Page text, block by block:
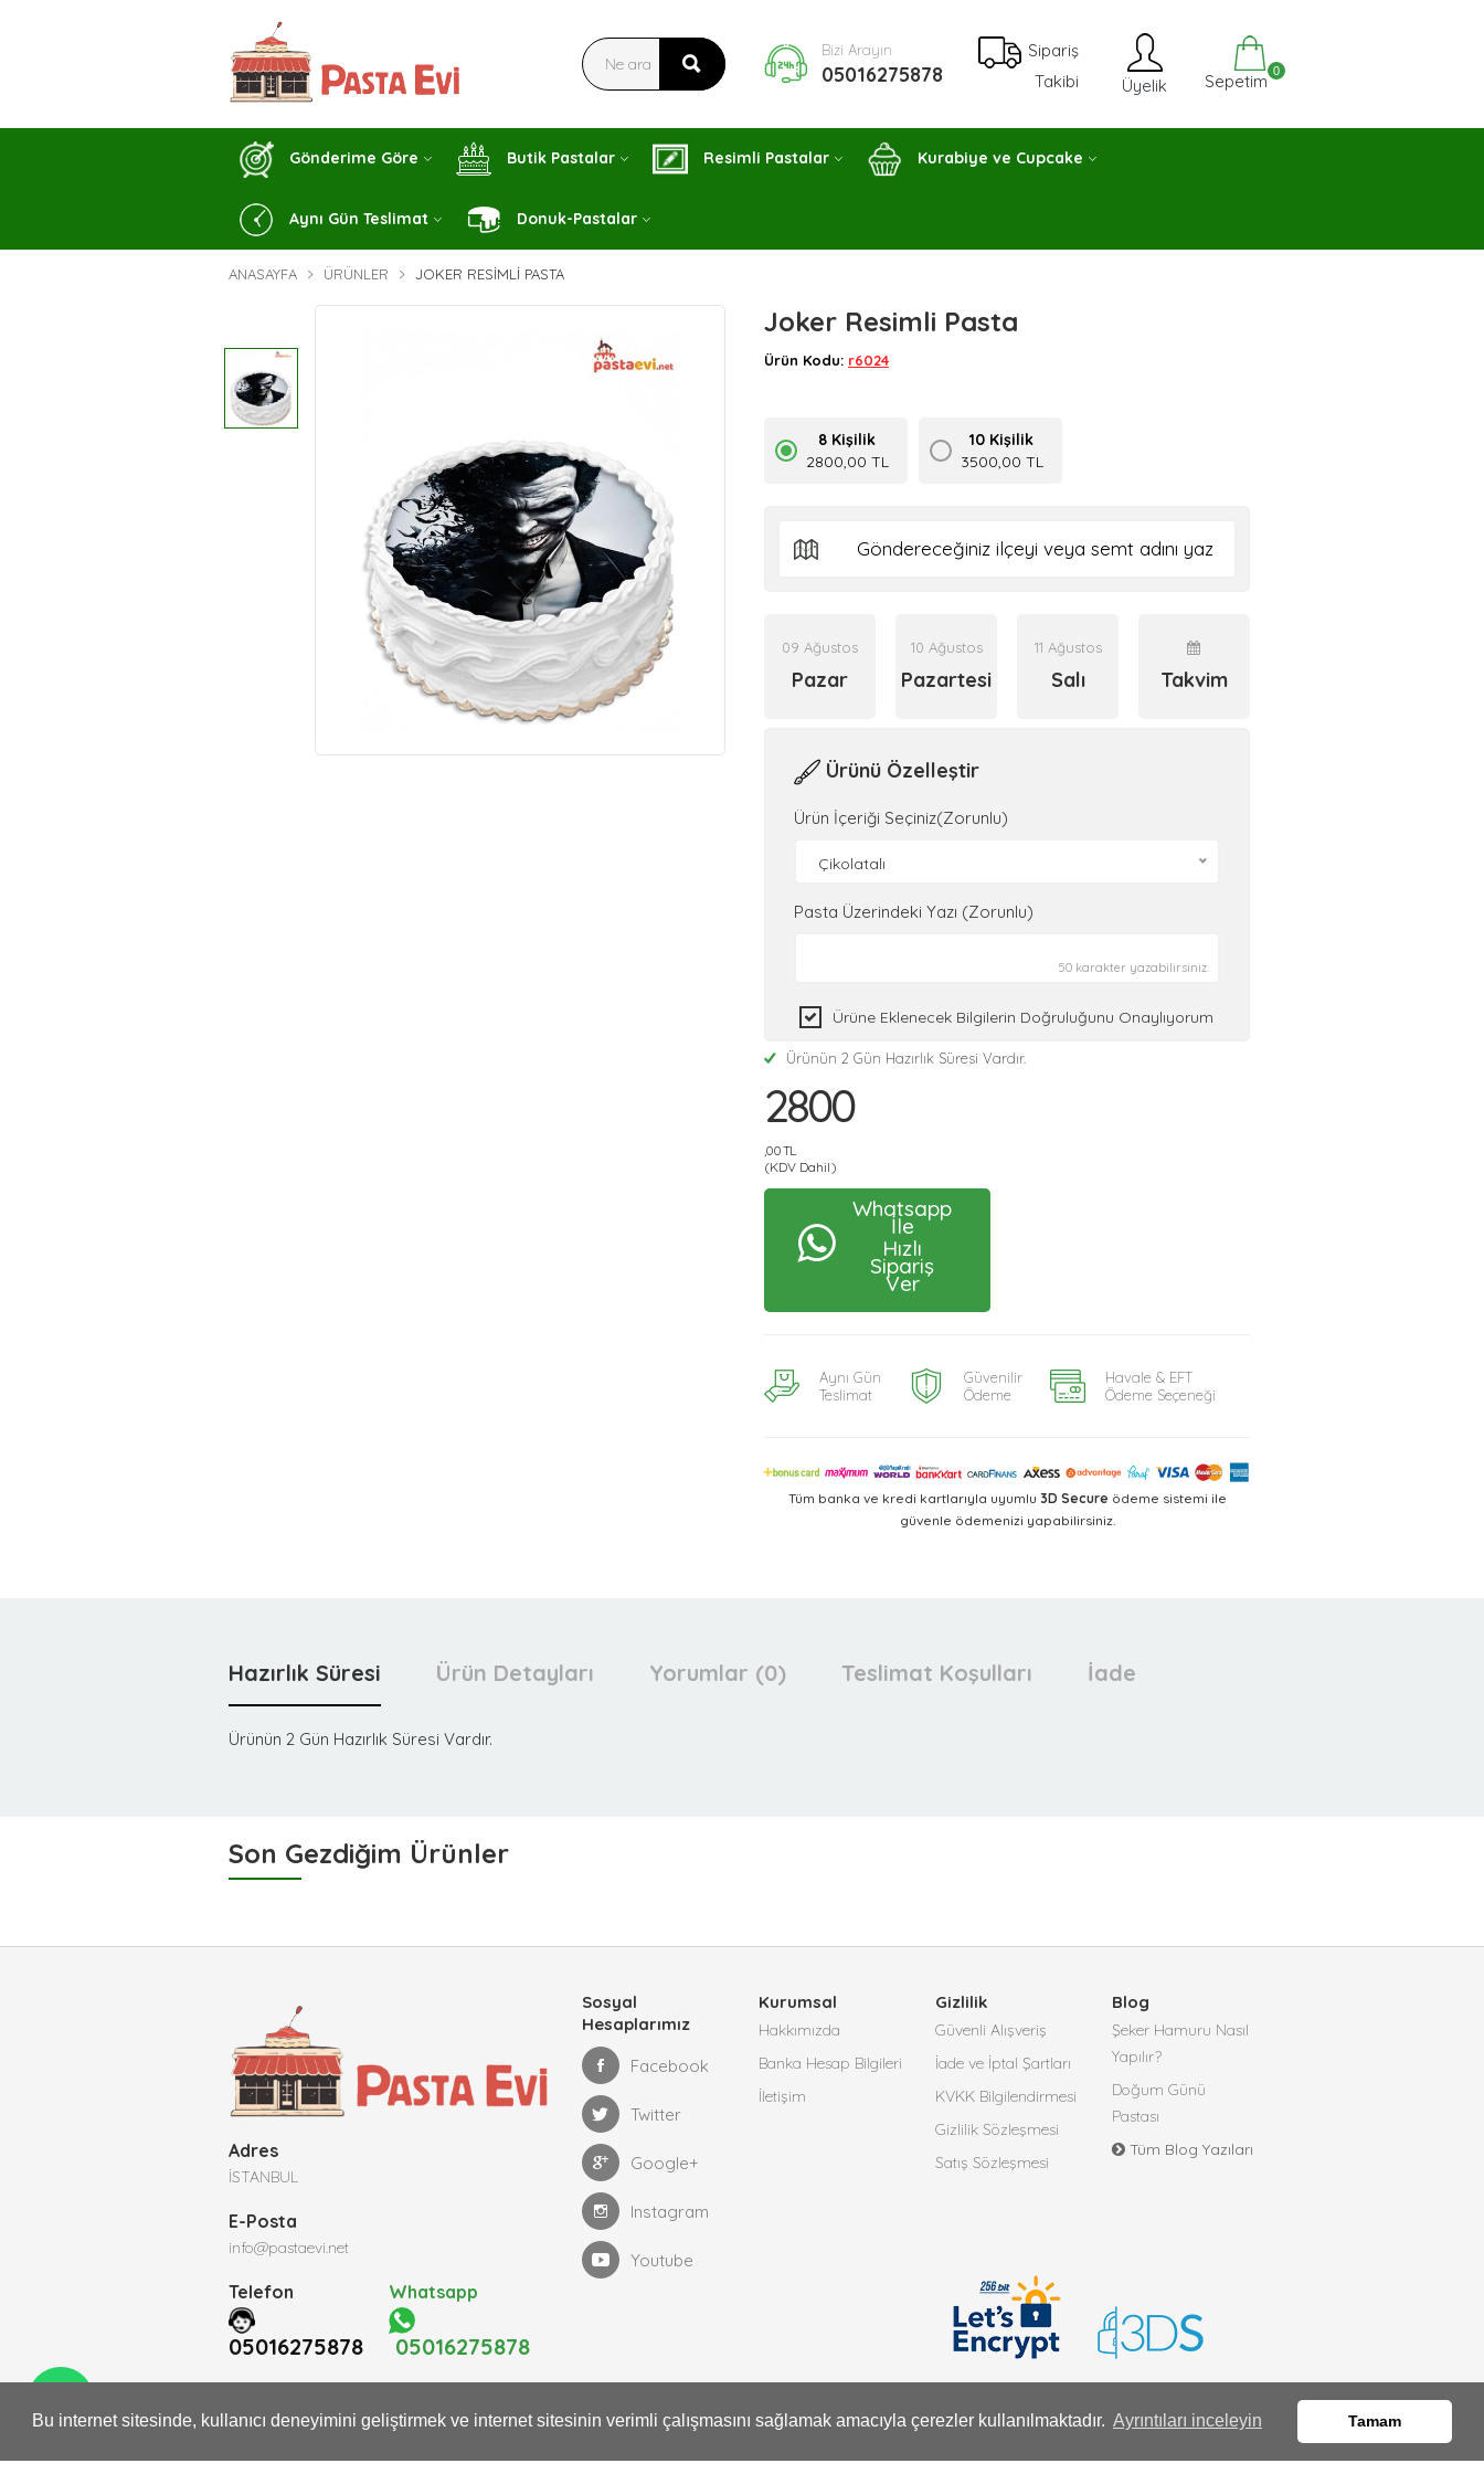
Bu internet sitesinde, kullanıcı deneyimini geliştirmek ve internet sitesinin verimli çalışmasını sağlamak amacıyla çerezler kullanılmaktadır. Ayrıntıları inceleyin Tamam
Sipariş
Takibi
Bizi Arayın
05016275878 Üyelik Sepetim 0
Gönderime Göre Butik Pastalar Resimli Pastalar Kurabiye ve Cupcake
Aynı Gün Teslimat Donuk-Pastalar
ANASAYFA ÜRÜNLER JOKER RESIMLI PASTA
Joker Resimli Pasta
Ürün Kodu: r6024
8 Kişilik
2800,00 TL
10 Kişilik
3500,00 TL
09 Ağustos
Pazar
10 Ağustos
Pazartesi
11 Ağustos
Salı Takvim
Ürünü Özelleştir
Ürün İçeriği Seçiniz(Zorunlu)
Çikolatalı
Pasta Üzerindeki Yazı (Zorunlu)
50 karakter yazabilirsiniz.
Ürüne Eklenecek Bilgilerin Doğruluğunu Onaylıyorum
Ürünün 2 Gün Hazırlık Süresi Vardır.
2800
,00 TL
(KDV Dahil)
Whatsapp
İle
Hızlı
Sipariş
Ver
Aynı Gün
Teslimat
Güvenilir
Ödeme
Havale & EFT
Ödeme Seçeneği
Tüm banka ve kredi kartlarıyla uyumlu 3D Secure ödeme sistemi ile
güvenle ödemenizi yapabilirsiniz.
Hazırlık Süresi Ürün Detayları Yorumlar (0) Teslimat Koşulları İade
Ürünün 2 Gün Hazırlık Süresi Vardır.
Son Gezdiğim Ürünler
Adres
İSTANBUL
E-Posta
info@pastaevi.net
Telefon
05016275878
Whatsapp
05016275878
Sosyal
Hesaplarımız
Facebook
Twitter
Google+
Instagram
Youtube
Kurumsal
Hakkımızda
Banka Hesap Bilgileri
İletişim
Gizlilik
Güvenli Alışveriş
İade ve İptal Şartları
KVKK Bilgilendirmesi
Gizlilik Sözleşmesi
Satış Sözleşmesi
Blog
Şeker Hamuru Nasıl
Yapılır?
Doğum Günü
Pastası
Tüm Blog Yazıları